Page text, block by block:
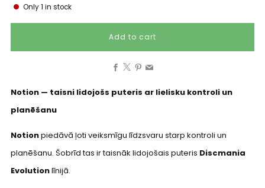
Only1 in stock
Add to cart
Facebook
Notion — taisni lidojošs puteris ar lielisku kontroli un
planēšanu
Notionpiedāvā ļoti veiksmīgu līdzsvaru starp kontroli un
planēšanu. Šobrīd tas ir taisnāk lidojošais puteris Discmania
Evolutionlīnijā.